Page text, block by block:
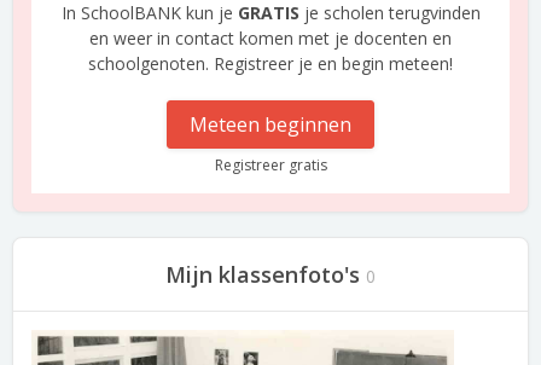
In SchoolBANK kun je GRATIS je scholen terugvinden
en weer in contact komen met je docenten en
schoolgenoten. Registreer je en begin meteen!
Meteen beginnen
Registreer gratis
Mijn klassenfoto's 0